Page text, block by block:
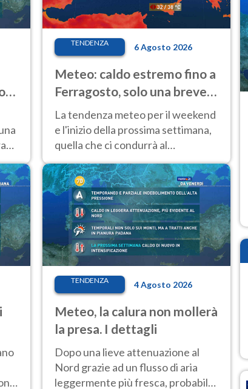
TENDENZA 6 Agosto 2026
Meteo: caldo estremo fino a
Ferragosto, solo una breve
pausa. Ecco dove
La tendenza meteo per il weekend
e l'inizio della prossima settimana,
quella che ci condurrà al
Ferragosto, vede ancora
temperature molto elevate
TENDENZA 4 Agosto 2026
Meteo, la calura non mollerà
la presa. I dettagli
Dopo una lieve attenuazione al
Nord grazie ad un flusso di aria
leggermente più fresca, probabile